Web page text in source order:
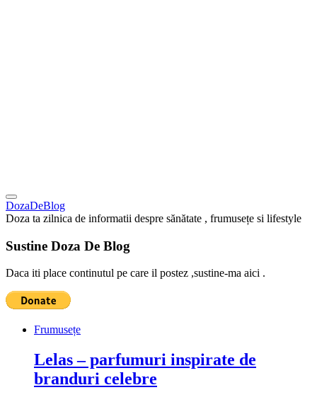
DozaDeBlog
Doza ta zilnica de informatii despre sănătate , frumusețe si lifestyle
Sustine Doza De Blog
Daca iti place continutul pe care il postez ,sustine-ma aici .
Frumusețe
Lelas – parfumuri inspirate de
branduri celebre